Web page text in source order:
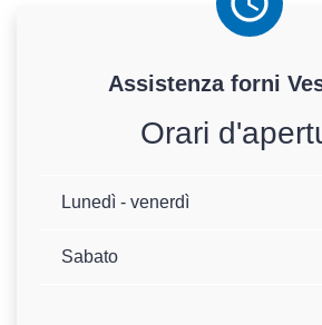
Assistenza forni
Orari
Lunedì - venerdì
Sabato